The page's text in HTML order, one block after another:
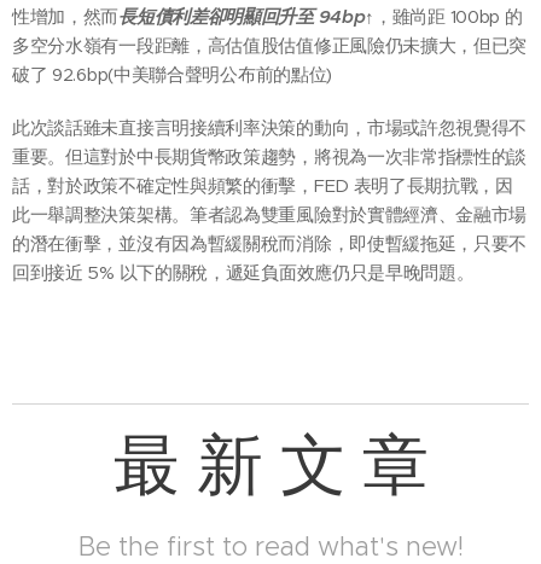
性增加，然而長短債利差卻明顯回升至 94bp↑ ，雖尚距 100bp 的
多空分水嶺有一段距離，高估值股估值修正風險仍未擴大，但已突
破了 92.6bp(中美聯合聲明公布前的點位)
此次談話雖未直接言明接續利率決策的動向，市場或許忽視覺得不
重要。但這對於中長期貨幣政策趨勢，將視為一次非常指標性的談
話，對於政策不確定性與頻繁的衝擊，FED 表明了長期抗戰，因
此一舉調整決策架構。筆者認為雙重風險對於實體經濟、金融市場
的潛在衝擊，並沒有因為暫緩關稅而消除，即使暫緩拖延，只要不
回到接近 5% 以下的關稅，遞延負面效應仍只是早晚問題。
最 新 文 章
Be the first to read what's new!